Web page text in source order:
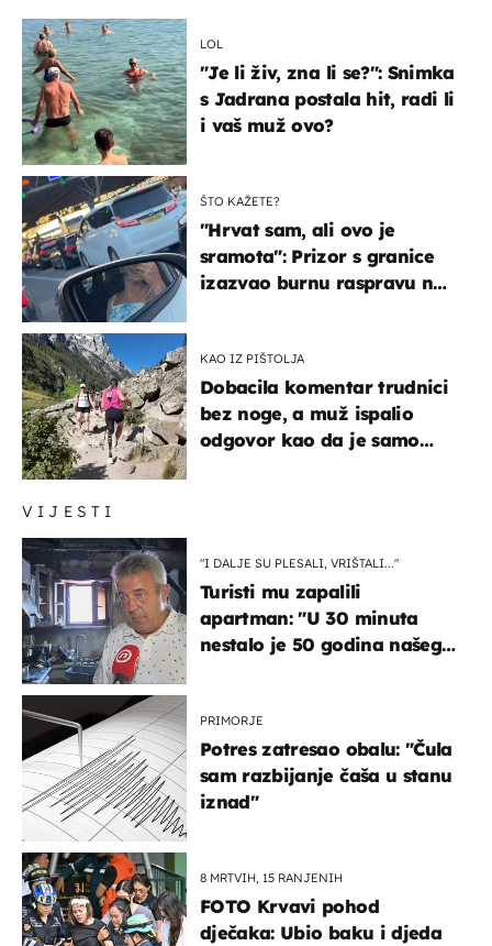
VIJESTI
"I DALJE SU PLESALI, VRIŠTALI..."
Turisti mu zapalili
apartman: "U 30 minuta
nestalo je 50 godina našeg
PRIMORJE
Potres zatresao obalu: "Čula
sam razbijanje čaša u stanu
iznad"
8 MRTVIH, 15 RANJENIH
FOTO Krvavi pohod
dječaka: Ubio baku i djeda
LOL
"Je li živ, zna li se?": Snimka
s Jadrana postala hit, radi li
i vaš muž ovo?
ŠTO KAŽETE?
"Hrvat sam, ali ovo je
sramota": Prizor s granice
izazvao burnu raspravu na
KAO IZ PIŠTOLJA
Dobacila komentar trudnici
bez noge, a muž ispalio
odgovor kao da je samo